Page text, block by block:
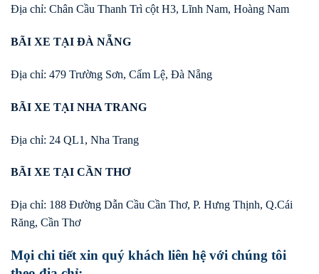
Địa chỉ: Chân Cầu Thanh Trì cột H3, Lĩnh Nam, Hoàng Nam
BÃI XE TẠI ĐÀ NẴNG
Địa chỉ: 479 Trường Sơn, Cẩm Lệ, Đà Nẵng
BÃI XE TẠI NHA TRANG
Địa chỉ: 24 QL1, Nha Trang
BÃI XE TẠI CẦN THƠ
Địa chỉ: 188 Đường Dẫn Cầu Cần Thơ, P. Hưng Thịnh, Q.Cái
Răng, Cần Thơ
Mọi chi tiết xin quý khách liên hệ với chúng tôi